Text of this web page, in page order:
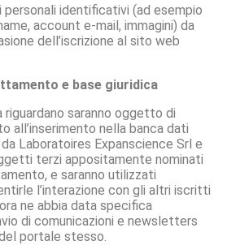
identificativi (ad esempio
account e-mail, immagini) da
dell’iscrizione al sito web
e base giuridica
riguardano saranno oggetto di
all’inserimento nella banca dati
Laboratoires Expanscience Srl e
terzi appositamente nominati
e saranno utilizzati
l’interazione con gli altri iscritti
ne abbia data specifica
di comunicazioni e newsletters
portale stesso.